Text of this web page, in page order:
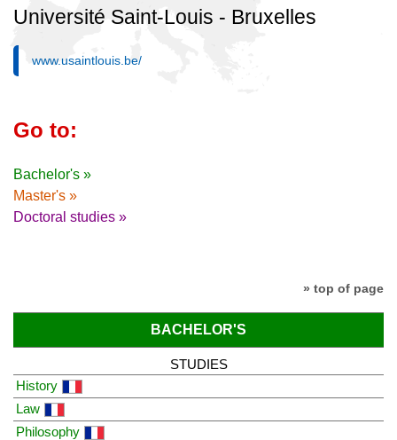
Université Saint-Louis - Bruxelles
www.usaintlouis.be/
Go to:
Bachelor's »
Master's »
Doctoral studies »
» top of page
BACHELOR'S
STUDIES
History
Law
Philosophy